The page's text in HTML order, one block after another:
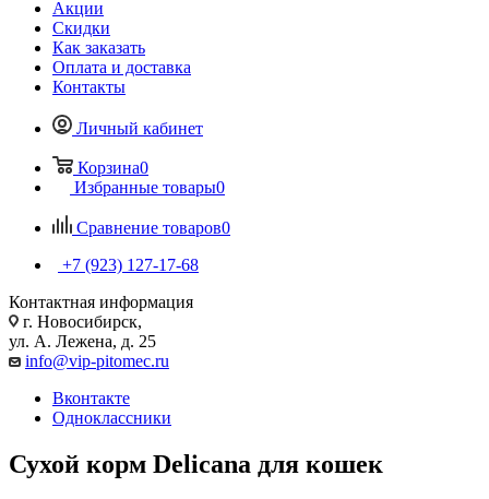
Акции
Скидки
Как заказать
Оплата и доставка
Контакты
Личный кабинет
Корзина0
Избранные товары0
Сравнение товаров0
+7 (923) 127-17-68
Контактная информация
г. Новосибирск,
ул. А. Лежена, д. 25
info@vip-pitomec.ru
Вконтакте
Одноклассники
Сухой корм Delicana для кошек